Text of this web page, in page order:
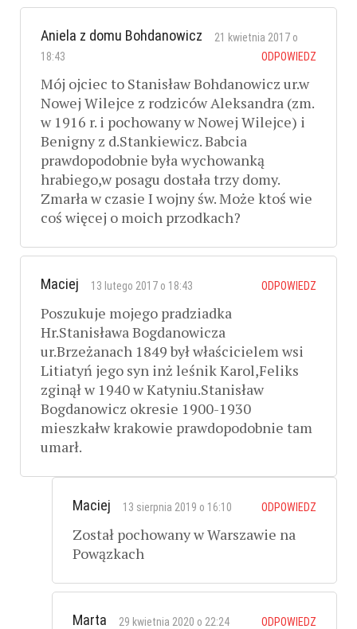
Aniela z domu Bohdanowicz
21 kwietnia 2017 o
18:43
ODPOWIEDZ
Mój ojciec to Stanisław Bohdanowicz ur.w
Nowej Wilejce z rodziców Aleksandra (zm.
w 1916 r. i pochowany w Nowej Wilejce) i
Benigny z d.Stankiewicz. Babcia
prawdopodobnie była wychowanką
hrabiego,w posagu dostała trzy domy.
Zmarła w czasie I wojny św. Może ktoś wie
coś więcej o moich przodkach?
Maciej 13 lutego 2017 o 18:43 ODPOWIEDZ
Poszukuje mojego pradziadka
Hr.Stanisława Bogdanowicza
ur.Brzeżanach 1849 był właścicielem wsi
Litiatyń jego syn inż leśnik Karol,Feliks
zginął w 1940 w Katyniu.Stanisław
Bogdanowicz okresie 1900-1930
mieszkałw krakowie prawdopodobnie tam
umarł.
Maciej 13 sierpnia 2019 o 16:10 ODPOWIEDZ
Został pochowany w Warszawie na
Powązkach
Marta 29 kwietnia 2020 o 22:24 ODPOWIEDZ